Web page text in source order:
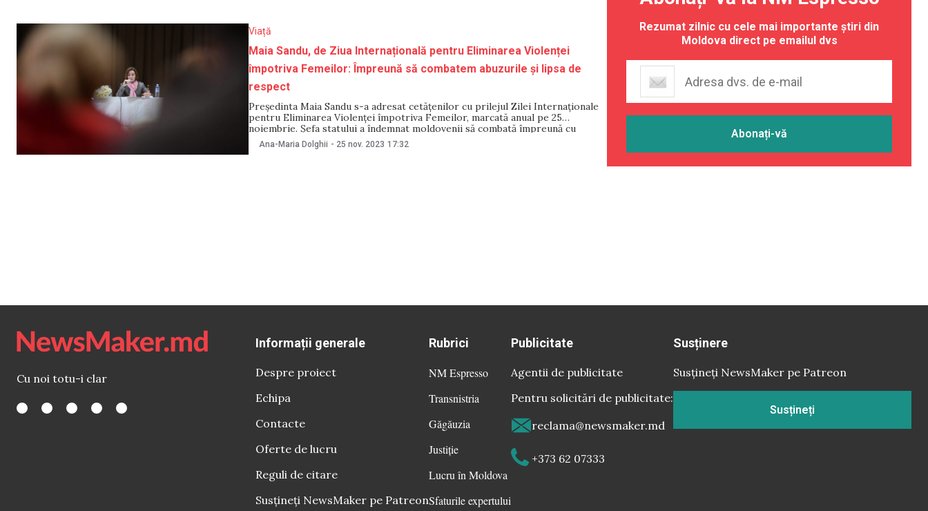
Viață
Maia Sandu, de Ziua Internațională pentru Eliminarea Violenței
împotriva Femeilor: Împreună să combatem abuzurile și lipsa de
respect
Președinta Maia Sandu s-a adresat cetățenilor cu prilejul Zilei Internaționale
pentru Eliminarea Violenței împotriva Femeilor, marcată anual pe 25
noiembrie. Șefa statului a îndemnat moldovenii să combată împreună cu
autoritățile țării violența împotriva femeilor, abuzurile, lipsa de respect și
stereotipurile. „Nu există nicio scuză pentru violența față de femei. Nu
Ana-Maria Dolghii - 25 nov. 2023 17:32
Rezumat zilnic cu cele mai importante știri din
Moldova direct pe emailul dvs
Cu noi totu-i clar
Informații generale
Despre proiect
Echipa
Contacte
Oferte de lucru
Reguli de citare
Susțineți NewsMaker pe Patreon
Rubrici
NM Espresso
Transnistria
Găgăuzia
Justiție
Lucru în Moldova
Sfaturile expertului
Publicitate
Agentii de publicitate
Pentru solicitări de publicitate:
reclama@newsmaker.md
+373 62 07333
Susținere
Susțineți NewsMaker pe Patreon
Susțineți